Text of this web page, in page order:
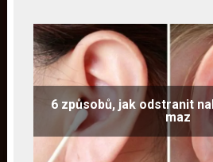
6 způsobů, jak odstranit
maz